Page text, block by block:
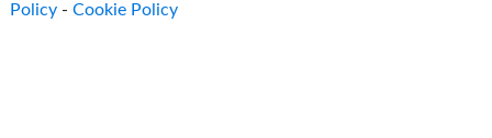
Policy -Cookie Policy